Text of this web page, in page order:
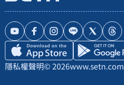
隱私權聲明© 2026www.setn.com